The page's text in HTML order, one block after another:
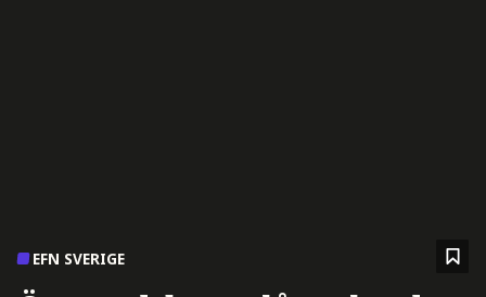
EFN SVERIGE